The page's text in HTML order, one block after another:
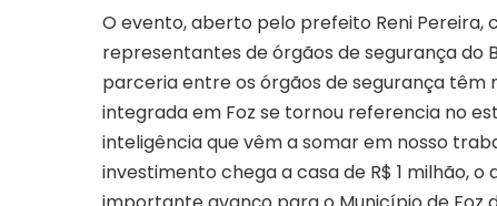
O evento, aberto pelo prefeito Reni
representantes de órgãos de segurança do
parceria entre os órgãos de segurança têm
integrada em Foz se tornou referencia no
inteligência que vêm a somar em nosso
investimento chega a casa de R$ 1 milhão,